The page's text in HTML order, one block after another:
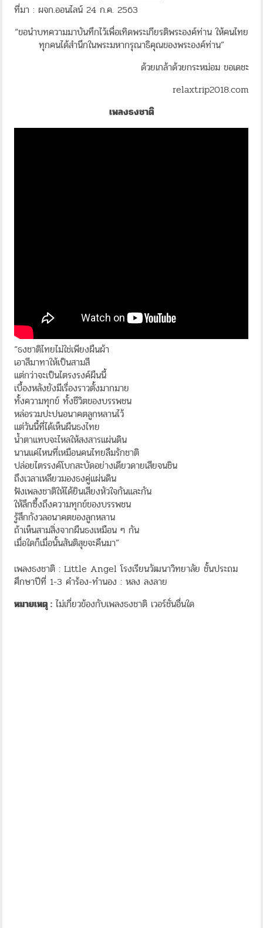
ที่มา : ผจก.ออนไลน์ 24 ก.ค. 2563
“ขอนำบทความมาบันทึกไว้เพื่อเทิดพระเกียรติพระองค์ท่าน ให้คนไทย
ทุกคนได้สำนึกในพระมหากรุณาธิคุณของพระองค์ท่าน”
ด้วยเกล้าด้วยกระหม่อม ขอเดชะ
relaxtrip2018.com
เพลงธงชาติ
“ธงชาติไทยไม่ใช่เพียงผืนผ้า
เอาสีมาทาให้เป็นสามสี
แต่กว่าจะเป็นไตรงรงค์ผืนนี้
เบื้องหลังยังมีเรื่องราวตั้งมากมาย
ทั้งความทุกข์ ทั้งชีวิตของบรรพชน
หล่อรวมปะปนอนาคตลูกหลานไว้
แต่วันนี้ที่ได้เห็นผืนธงไทย
น้ำตาแทบจะไหลให้สงสารแผ่นดิน
นานแค่ไหนที่เหมือนคนไทยลืมรักชาติ
ปล่อยไตรรงค์โบกสะบัดอย่างเดียวดายเสียจนชิน
ถึงเวลาเหลียวมองธงคู่แผ่นดิน
ฟังเพลงชาติให้ได้ยินเสียงหัวใจกันและกัน
ให้ลึกซึ้งถึงความทุกข์ของบรรพชน
รู้สึกกังวลอนาคตของลูกหลาน
ถ้าเห็นสามสิ่งจากผืนธงเหมือน ๆ กัน
เมื่อใดก็เมื่อนั้นสันติสุขจะคืนมา”
เพลงธงชาติ : Little Angel โรงเรียนวัฒนาวิทยาลัย ชั้นประถม
ศึกษาปีที่ 1-3 คำร้อง-ทำนอง : หลง ลงลาย
หมายเหตุ : ไม่เกี่ยวข้องกับเพลงธงชาติ เวอร์ชั่นอื่นใด